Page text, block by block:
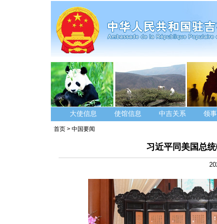
大使信息 使馆信息 中吉关系 领
首页 > 中国要闻
习近平同美国总